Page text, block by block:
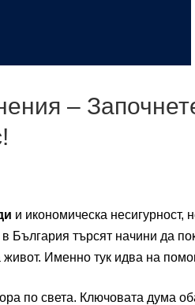
–
и икономическа несигурност,
България търсят начини да
живот. Именно тук идва на
по света. Ключовата дума